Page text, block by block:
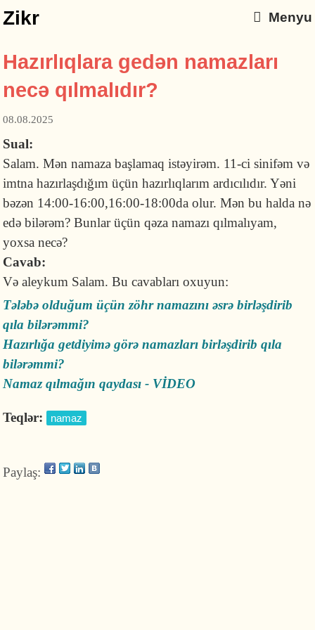
Zikr Menyu
Hazırlıqlara gedən namazları
necə qılmalıdır?
08.08.2025
Sual:
Salam. Mən namaza başlamaq istəyirəm. 11-ci sinifəm və
imtna hazırlaşdığım üçün hazırlıqlarım ardıcılıdır. Yəni
bəzən 14:00-16:00,16:00-18:00da olur. Mən bu halda nə
edə bilərəm? Bunlar üçün qəza namazı qılmalıyam,
yoxsa necə?
Cavab:
Və aleykum Salam. Bu cavabları oxuyun:
Tələbə olduğum üçün zöhr namazını əsrə birləşdirib
qıla bilərəmmi?
Hazırlığa getdiyimə görə namazları birləşdirib qıla
bilərəmmi?
Namaz qılmağın qaydası - VİDEO
Teqlər: namaz
Paylaş: